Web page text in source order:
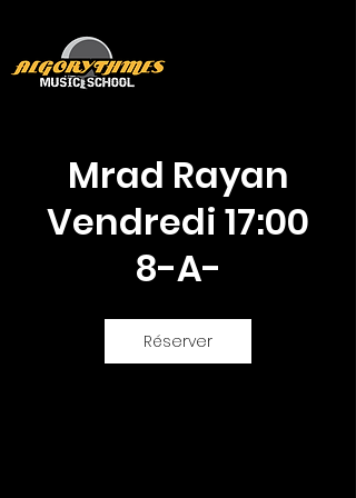
Mrad Rayan
Vendredi 17:00
8-A-
Réserver